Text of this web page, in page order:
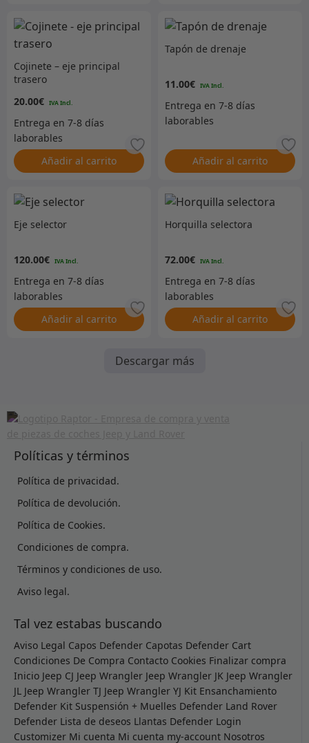
Cojinete – eje principal
trasero
20.00€
Añadir al carrito
Tapón de drenaje
11.00€
Añadir al carrito
Eje selector
120.00€
Añadir al carrito
Horquilla selectora
72.00€
Añadir al carrito
Descargar más
Políticas y términos
Política de privacidad.
Política de devolución.
Política de Cookies.
Condiciones de compra.
Términos y condiciones de uso.
Aviso legal.
Tal vez estabas buscando
Aviso Legal Capos Defender Capotas Defender Cart
Condiciones De Compra Contacto Cookies Finalizar compra
Inicio Jeep CJ Jeep Wrangler Jeep Wrangler JK Jeep Wrangler
JL Jeep Wrangler TJ Jeep Wrangler YJ Kit Ensanchamiento
Defender Kit Suspensión + Muelles Defender Land Rover
Defender Lista de deseos Llantas Defender Login
Customizer Mi cuenta Mi cuenta my-account Nosotros